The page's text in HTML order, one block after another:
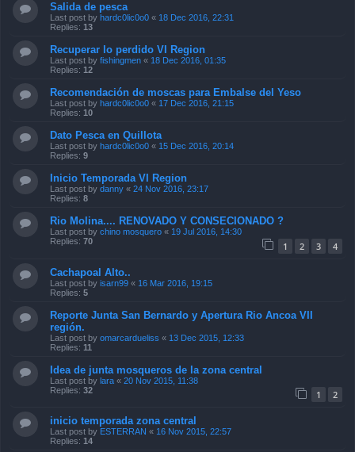
Salida de pesca
Last post by hardc0lic0o0 « 18 Dec 2016, 22:31
Replies: 13
Recuperar lo perdido VI Region
Last post by fishingmen « 18 Dec 2016, 01:35
Replies: 12
Recomendación de moscas para Embalse del Yeso
Last post by hardc0lic0o0 « 17 Dec 2016, 21:15
Replies: 10
Dato Pesca en Quillota
Last post by hardc0lic0o0 « 15 Dec 2016, 20:14
Replies: 9
Inicio Temporada VI Region
Last post by danny « 24 Nov 2016, 23:17
Replies: 8
Rio Molina.... RENOVADO Y CONSECIONADO ?
Last post by chino mosquero « 19 Jul 2016, 14:30
Replies: 70 1 2 3 4
Cachapoal Alto..
Last post by isarn99 « 16 Mar 2016, 19:15
Replies: 5
Reporte Junta San Bernardo y Apertura Rio Ancoa VII
región.
Last post by omarcardueliss « 13 Dec 2015, 12:33
Replies: 11
Idea de junta mosqueros de la zona central
Last post by lara « 20 Nov 2015, 11:38
Replies: 32 1 2
inicio temporada zona central
Last post by ESTERRAN « 16 Nov 2015, 22:57
Replies: 14